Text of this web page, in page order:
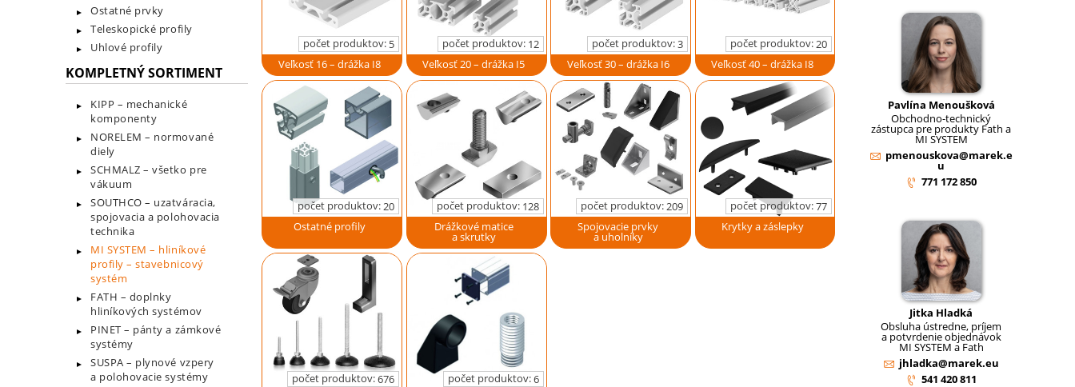
Ostatné prvky
Teleskopické profily
Uhlové profily
KOMPLETNÝ SORTIMENT
KIPP – mechanické
komponenty
NORELEM – normované
diely
SCHMALZ – všetko pre
vákuum
SOUTHCO – uzatváracia,
spojovacia a polohovacia
technika
MI SYSTEM – hliníkové
profily – stavebnicový
systém
FATH – doplnky
hliníkových systémov
PINET – pánty a zámkové
systémy
SUSPA – plynové vzpery
a polohovacie systémy
počet produktov: 5
Veľkosť 16 – drážka I8
počet produktov: 12
Veľkosť 20 – drážka I5
počet produktov:3
Veľkosť 30 – drážka I6
počet produktov: 20
Veľkosť 40 – drážka I8
počet produktov:20
Ostatné profily
počet produktov: 128
Drážkové matice
a skrutky
počet produktov:209
Spojovacie prvky
a uholníky
počet produktov:77
Krytky a záslepky
počet produktov:676
počet produktov:6
Pavlína Menoušková
Obchodno-technický
zástupca pre produkty Fath a
MI SYSTEM
pmenouskova@marek.e
u
771 172 850
Jitka Hladká
Obsluha ústredne, príjem
a potvrdenie objednávok
MI SYSTEM a Fath
jhladka@marek.eu
541 420 811